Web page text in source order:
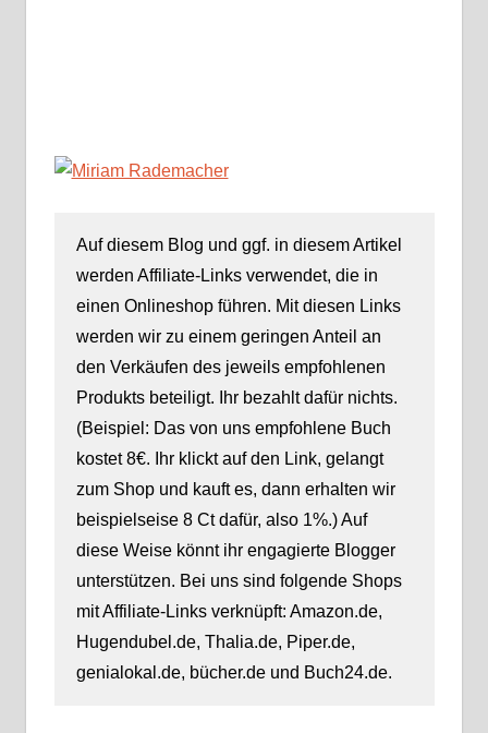
Auf diesem Blog und ggf. in diesem Artikel
werden Affiliate-Links verwendet, die in
einen Onlineshop führen. Mit diesen Links
werden wir zu einem geringen Anteil an
den Verkäufen des jeweils empfohlenen
Produkts beteiligt. Ihr bezahlt dafür nichts.
(Beispiel: Das von uns empfohlene Buch
kostet 8€. Ihr klickt auf den Link, gelangt
zum Shop und kauft es, dann erhalten wir
beispielseise 8 Ct dafür, also 1%.) Auf
diese Weise könnt ihr engagierte Blogger
unterstützen. Bei uns sind folgende Shops
mit Affiliate-Links verknüpft: Amazon.de,
Hugendubel.de, Thalia.de, Piper.de,
genialokal.de, bücher.de und Buch24.de.